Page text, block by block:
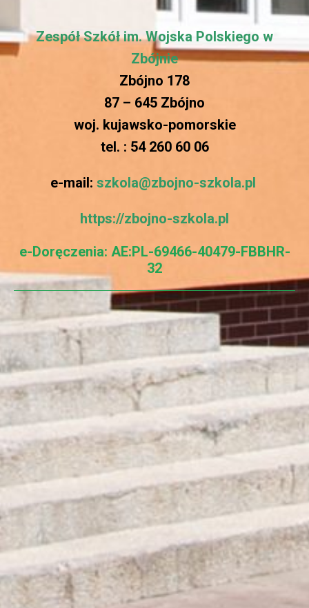
Zespół Szkół im. Wojska Polskiego w
Zbójnie
Zbójno 178
87 – 645 Zbójno
woj. kujawsko-pomorskie
tel. : 54 260 60 06
e-mail: szkola@zbojno-szkola.pl
https://zbojno-szkola.pl
e-Doręczenia: AE:PL-69466-40479-FBBHR-
32